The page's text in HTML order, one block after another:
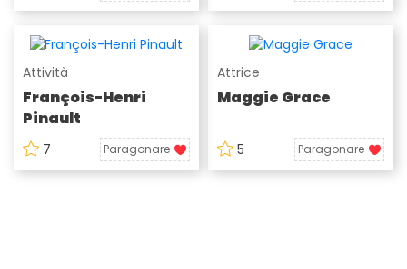
Attività
François-Henri
Pinault
7 Paragonare
Attrice
Maggie Grace
5 Paragonare